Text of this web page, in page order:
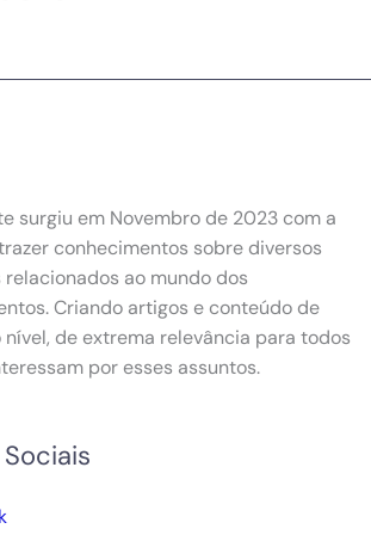
surgiu em Novembro de 2023 com a
conhecimentos sobre diversos
relacionados ao mundo dos
Criando artigos e conteúdo de
de extrema relevância para todos
por esses assuntos.